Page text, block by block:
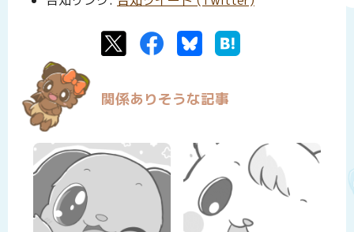
TwitterFacebookBluesky
関係ありそうな記事